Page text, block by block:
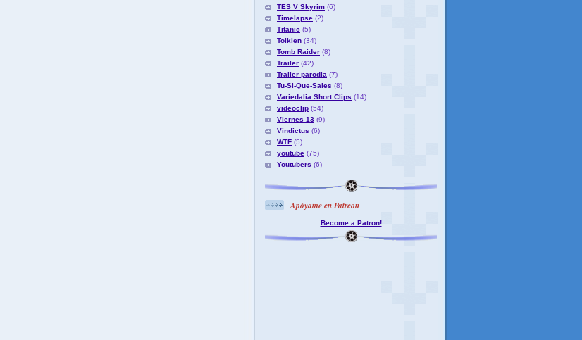
TES V Skyrim (6)
Timelapse (2)
Titanic (5)
Tolkien (34)
Tomb Raider (8)
Trailer (42)
Trailer parodia (7)
Tu-Si-Que-Sales (8)
Variedalia Short Clips (14)
videoclip (54)
Viernes 13 (9)
Vindictus (6)
WTF (5)
youtube (75)
Youtubers (6)
Apóyame en Patreon
Become a Patron!